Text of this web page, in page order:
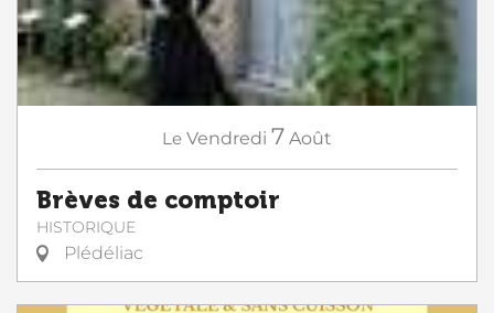
Le Vendredi 7 Août
Brèves de comptoir
HISTORIQUE
Plédéliac